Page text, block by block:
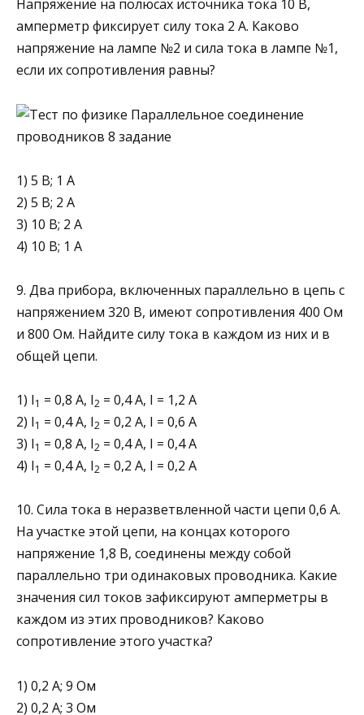
Напряжение на полюсах источника тока 10 В,
амперметр фиксирует силу тока 2 А. Каково
напряжение на лампе №2 и сила тока в лам­пе №1,
если их сопротивления равны?
1) 5 В; 1 А
2) 5 В; 2 А
3) 10 B; 2 А
4) 10 В; 1 А
9. Два прибора, включенных параллельно в цепь с
напряжением 320 В, имеют сопротивления 400 Ом
и 800 Ом. Найдите силу тока в каждом из них и в
общей цепи.
1) I1 = 0,8 A, I2 = 0,4 A, I = 1,2 A
2) I1 = 0,4 A, I2 = 0,2 A, I = 0,6 A
3) I1 = 0,8 A, I2 = 0,4 A, I = 0,4 A
4) I1 = 0,4 A, I2 = 0,2 A, I = 0,2 A
10. Сила тока в неразветвленной части цепи 0,6 А.
На участке этой цепи, на концах которого
напряжение 1,8 В, соедине­ны между собой
параллельно три одинаковых проводни­ка. Какие
значения сил токов зафиксируют амперметры в
каждом из этих проводников? Каково
сопротивление этого участка?
1) 0,2 А; 9 Ом
2) 0,2 А; 3 Ом